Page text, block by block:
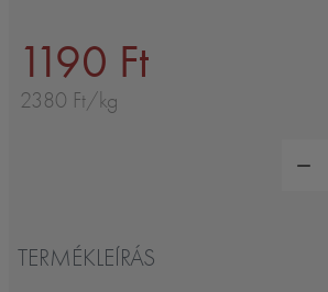
1190 Ft
2380 Ft/kg
TERMÉKLEÍRÁS